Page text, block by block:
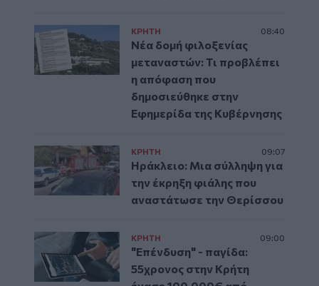
ΚΡΗΤΗ 08:40
Νέα δομή φιλοξενίας
μεταναστών: Τι προβλέπει
η απόφαση που
δημοσιεύθηκε στην
Εφημερίδα της Κυβέρνησης
ΚΡΗΤΗ 09:07
Ηράκλειο: Μια σύλληψη για
την έκρηξη φιάλης που
αναστάτωσε την Θερίσσου
ΚΡΗΤΗ 09:00
"Επένδυση" - παγίδα:
55χρονος στην Κρήτη